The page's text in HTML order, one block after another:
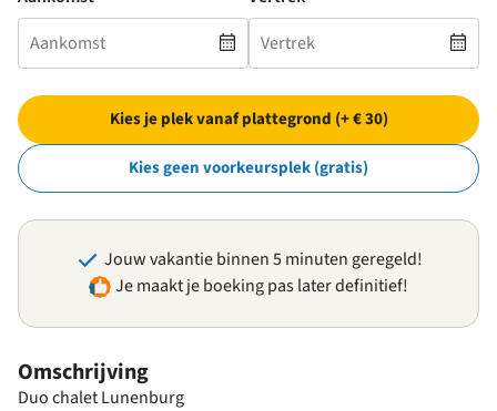
Omschrijving
Duo chalet Lunenburg
Kies je plek vanaf plattegrond (+ € 30)
Kies geen voorkeursplek (gratis)
Jouw vakantie binnen 5 minuten geregeld!
Je maakt je boeking pas later definitief!